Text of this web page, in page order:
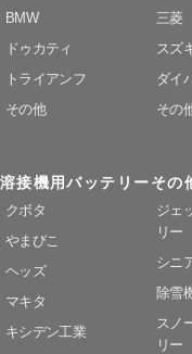
BMW
ドゥカティ
トライアンフ
その他
三菱
スズ
ダイ
その
溶接機用バッテリー
クボタ
やまびこ
ヘッズ
マキタ
キシデン工業
その
ジェ
リー
シニ
除雪
スノ
リー